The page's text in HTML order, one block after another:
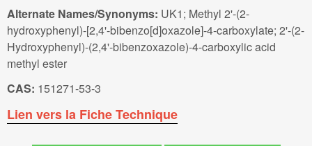
Alternate Names/Synonyms: UK1; Methyl 2'-(2-
hydroxyphenyl)-[2,4'-bibenzo[d]oxazole]-4-carboxylate; 2'-(2-
Hydroxyphenyl)-(2,4'-bibenzoxazole)-4-carboxylic acid
methyl ester
CAS: 151271-53-3
Lien vers la Fiche Technique